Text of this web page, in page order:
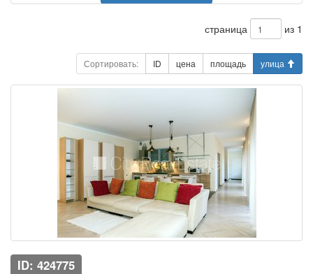
страница из 1
Сортировать: ID цена площадь улица
ID: 424775